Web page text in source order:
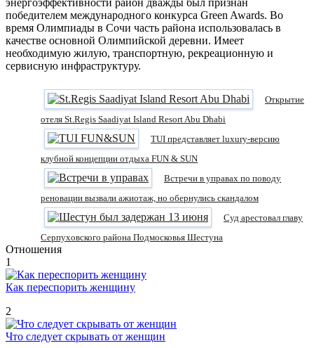
победителем международного конкурса Green Awards. Во
время Олимпиады в Сочи часть района использовалась в
качестве основной Олимпийской деревни. Имеет
необходимую жилую, транспортную, рекреационную и
сервисную инфраструктуру.
Открытие
отеля St.Regis Saadiyat Island Resort Abu Dhabi
TUI представляет luxury-версию
клубной концепции отдыха FUN & SUN
Встречи в управах по поводу
реновации вызвали ажиотаж, но обернулись скандалом
Суд арестовал главу
Серпуховского района Подмосковья Шестуна
Отношения
1
Как переспорить женщину
2
Что следует скрывать от женщин